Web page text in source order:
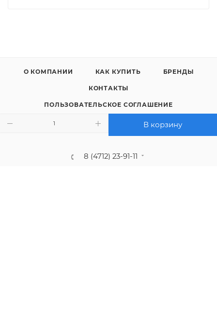
В корзину
О КОМПАНИИ КАК КУПИТЬ БРЕНДЫ
КОНТАКТЫ
ПОЛЬЗОВАТЕЛЬСКОЕ СОГЛАШЕНИЕ
ПОЛИТИКА КОНФИДЕНЦИАЛЬНОСТИ
8 (4712) 23-91-11